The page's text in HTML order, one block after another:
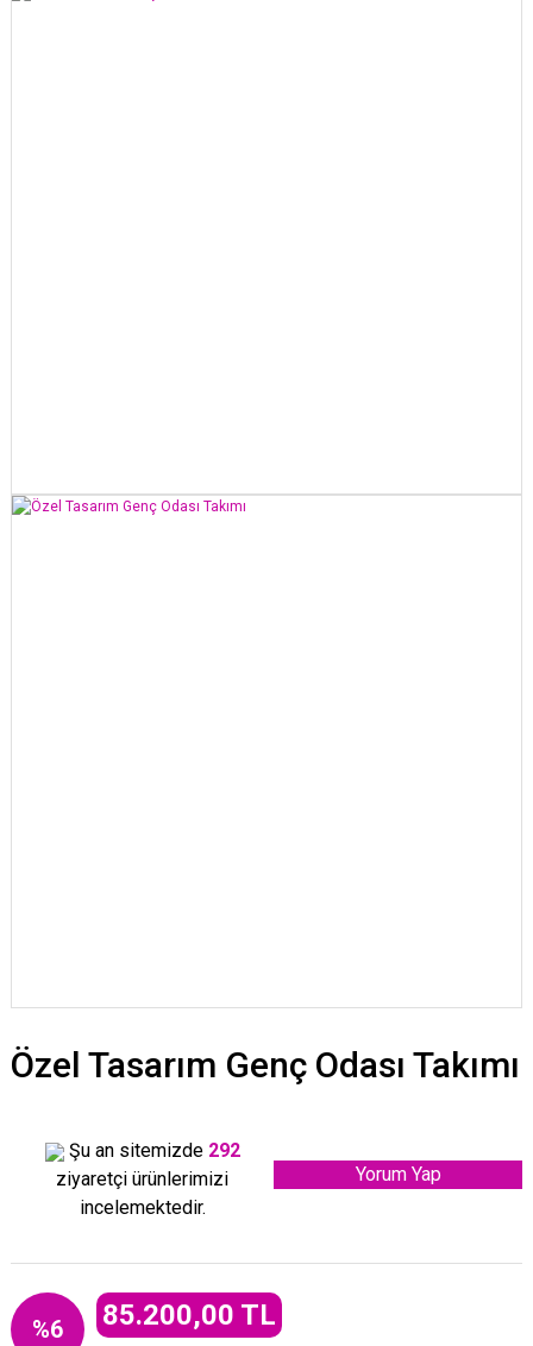
Özel Tasarım Genç Odası Takımı
Şu an sitemizde 292
ziyaretçi ürünlerimizi
incelemektedir.
Yorum Yap
%6 85.200,00 TL